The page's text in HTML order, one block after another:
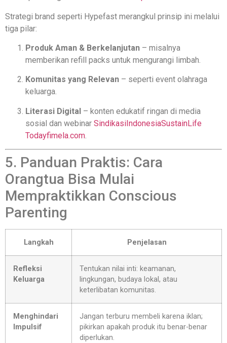
Strategi brand seperti Hypefast merangkul prinsip ini melalui
tiga pilar:
Produk Aman & Berkelanjutan – misalnya
memberikan refill packs untuk mengurangi limbah.
Komunitas yang Relevan – seperti event olahraga
keluarga.
Literasi Digital – konten edukatif ringan di media
sosial dan webinar SindikasiIndonesiaSustainLife
Todayfimela.com
5. Panduan Praktis: Cara
Orangtua Bisa Mulai
Mempraktikkan Conscious
Parenting
Langkah Penjelasan
Refleksi
Keluarga
Tentukan nilai inti: keamanan,
lingkungan, budaya lokal, atau
keterlibatan komunitas.
Menghindari
Impulsif
Jangan terburu membeli karena iklan;
pikirkan apakah produk itu benar-benar
diperlukan.